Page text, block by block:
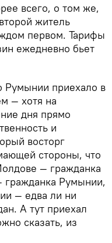
всего, о том же,
житель
первом. Тарифы
ежедневно бьет
Румынии приехало в
— хотя на
дня прямо
и
восторг
стороны, что
— гражданка
Румынии,
— едва ли ни
А тут приехал
сказать, из